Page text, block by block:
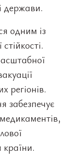
держави.
одним із
регіонів.
забезпечує
країни.